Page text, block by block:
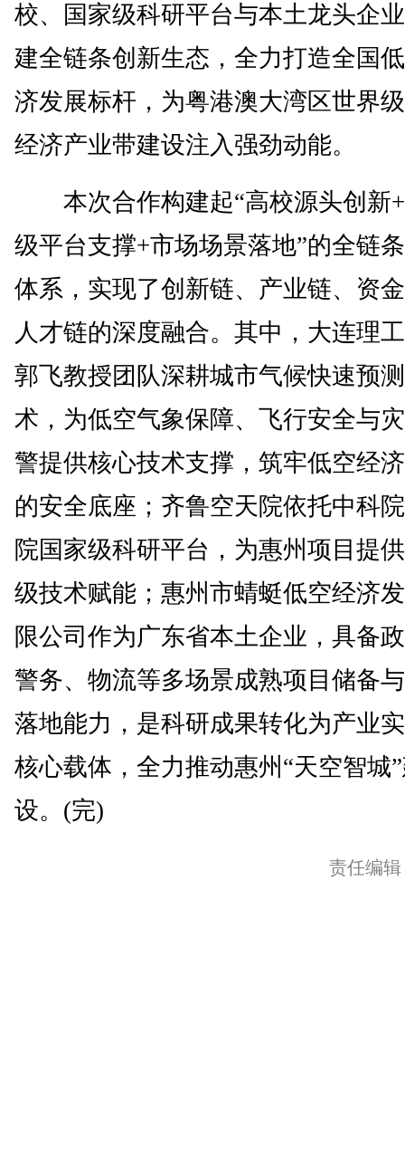
校、国家级科研平台与本土龙头企
建全链条创新生态，全力打造全国
济发展标杆，为粤港澳大湾区世界
经济产业带建设注入强劲动能。
本次合作构建起“高校源头创新
级平台支撑+市场场景落地”的全链
体系，实现了创新链、产业链、资
人才链的深度融合。其中，大连理
郭飞教授团队深耕城市气候快速预
术，为低空气象保障、飞行安全与
警提供核心技术支撑，筑牢低空经
的安全底座；齐鲁空天院依托中科
院国家级科研平台，为惠州项目提
级技术赋能；惠州市蜻蜓低空经济
限公司作为广东省本土企业，具备
警务、物流等多场景成熟项目储备
落地能力，是科研成果转化为产业
核心载体，全力推动惠州“天空智城
设。(完)
责任编